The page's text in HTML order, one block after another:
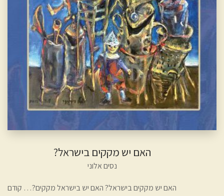
האם יש מקקים בישראל?
נסים אלוני
האם יש מקקים בישראל? האם יש בישראל מקקים?… קודם